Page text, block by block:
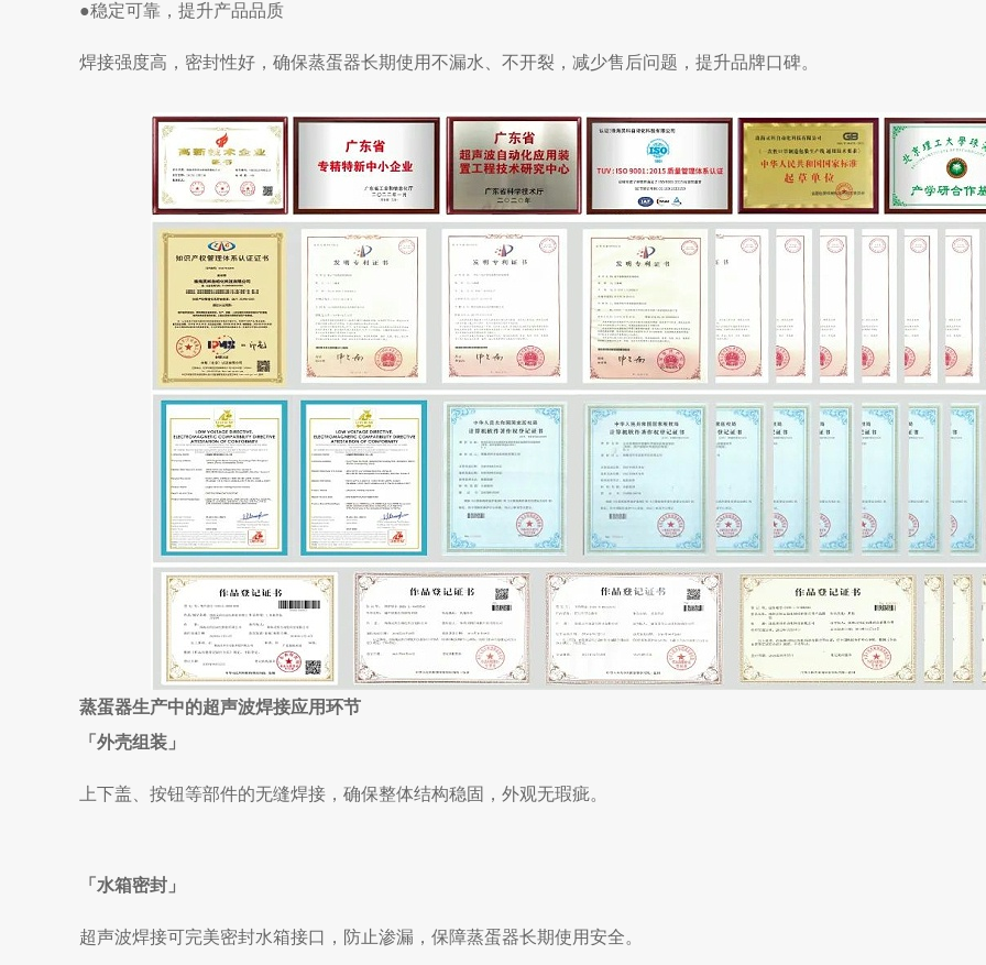
●稳定可靠，提升产品品质
焊接强度高，密封性好，确保蒸蛋器长期使用不漏水、不开裂，减少售后问题，提升品牌口碑。
蒸蛋器生产中的超声波焊接应用环节
「 外壳组装 」
上下盖、按钮等部件的无缝焊接，确保整体结构稳固，外观无瑕疵。
「 水箱密封 」
超声波焊接可完美密封水箱接口，防止渗漏，保障蒸蛋器长期使用安全。